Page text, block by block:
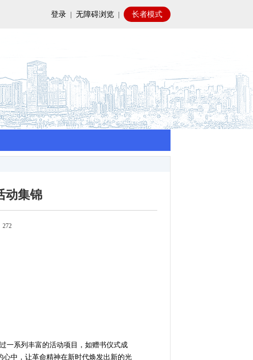
登录 | 无障碍浏览 | 长者模式
动集锦
272
一系列丰富的活动项目，如赠书仪式成
心中，让革命精神在新时代焕发出新的光